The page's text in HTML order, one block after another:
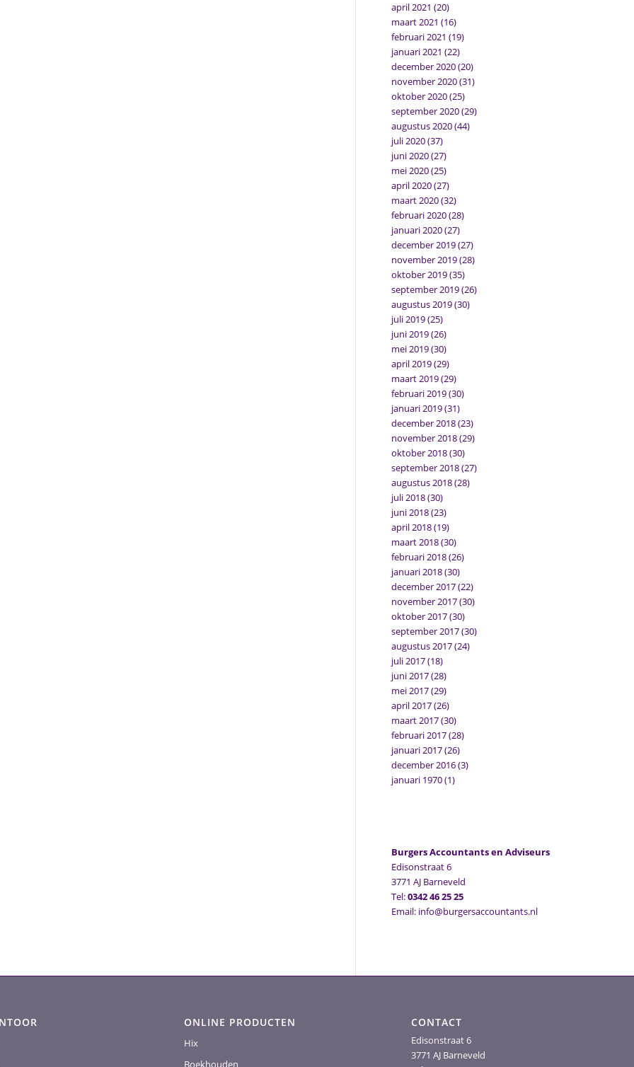
april 2021 (20)
maart 2021 (16)
februari 2021 (19)
januari 2021 (22)
december 2020(20)
november 2020(31)
oktober 2020(25)
september 2020(29)
augustus 2020(44)
juli 2020(37)
juni 2020(27)
mei 2020(25)
april 2020(27)
maart 2020(32)
februari 2020(28)
januari 2020(27)
december 2019(27)
november 2019(28)
oktober 2019(35)
september 2019(26)
augustus 2019(30)
juli 2019(25)
juni 2019(26)
mei 2019(30)
april 2019(29)
maart 2019(29)
februari 2019(30)
januari 2019(31)
december 2018(23)
november 2018(29)
oktober 2018(30)
september 2018(27)
augustus 2018(28)
juli 2018(30)
juni 2018(23)
april 2018(19)
maart 2018(30)
februari 2018(26)
januari 2018(30)
december 2017(22)
november 2017(30)
oktober 2017(30)
september 2017(30)
augustus 2017(24)
juli 2017(18)
juni 2017(28)
mei 2017(29)
april 2017(26)
maart 2017(30)
februari 2017(28)
januari 2017(26)
december 2016(3)
januari 1970(1)
Burgers Accountants en Adviseurs
Edisonstraat 6
3771 AJ Barneveld
Tel:0342 46 25 25
Email: info@burgersaccountants.nl
ONLINE PRODUCTEN
Hix
Boekhouden
CONTACT
Edisonstraat 6
3771 AJ Barneveld